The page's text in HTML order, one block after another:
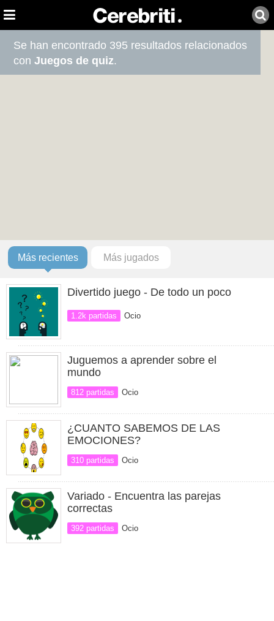
Se han encontrado 395 resultados relacionados
conJuegos de quiz.
Más recientes Más jugados
Divertido juego - De todo un poco
1.2k partidas Ocio
Juguemos a aprender sobre el
mundo
812 partidas Ocio
¿CUANTO SABEMOS DE LAS
EMOCIONES?
310 partidas Ocio
Variado - Encuentra las parejas
correctas
392 partidas Ocio